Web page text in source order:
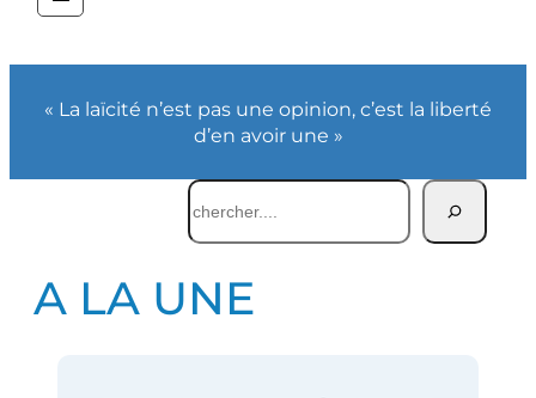
« La laïcité n’est pas une opinion, c’est la liberté
d’en avoir une »
Rechercher
A LA UNE